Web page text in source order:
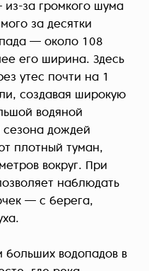
за громкого шума
за десятки
— около 108
его ширина. Здесь
утес почти на 1
создавая широкую
водяной
сезона дождей
плотный туман,
вокруг. При
наблюдать
— с берега,
больших водопадов в